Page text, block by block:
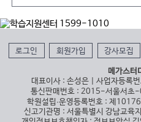
로그인 회원가입 강사모집
메가스터
대표이사 : 손성은 | 사업자등
통신판매번호 : 2015-서울서초
학원설립∙운영등록번호 : 제
신고기관명 : 서울특별시 강남교육